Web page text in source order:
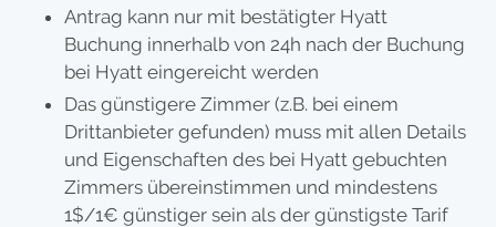
Antrag kann nur mit bestätigter Hyatt
Buchung innerhalb von 24h nach der Buchung
bei Hyatt eingereicht werden
Das günstigere Zimmer (z.B. bei einem
Drittanbieter gefunden) muss mit allen Details
und Eigenschaften des bei Hyatt gebuchten
Zimmers übereinstimmen und mindestens
1$/1€ günstiger sein als der günstigste Tarif